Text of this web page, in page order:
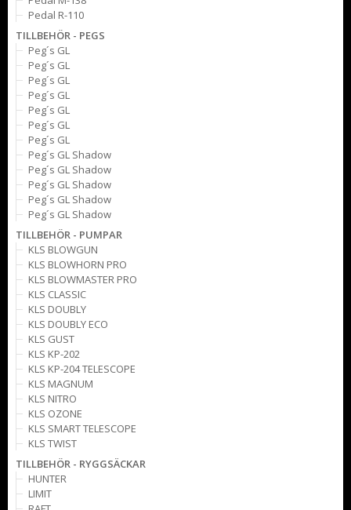
Pedal R-110
TILLBEHÖR - PEGS
Peg´s GL
Peg´s GL
Peg´s GL
Peg´s GL
Peg´s GL
Peg´s GL
Peg´s GL
Peg´s GL Shadow
Peg´s GL Shadow
Peg´s GL Shadow
Peg´s GL Shadow
Peg´s GL Shadow
TILLBEHÖR - PUMPAR
KLS BLOWGUN
KLS BLOWHORN PRO
KLS BLOWMASTER PRO
KLS CLASSIC
KLS DOUBLY
KLS DOUBLY ECO
KLS GUST
KLS KP-202
KLS KP-204 TELESCOPE
KLS MAGNUM
KLS NITRO
KLS OZONE
KLS SMART TELESCOPE
KLS TWIST
TILLBEHÖR - RYGGSÄCKAR
HUNTER
LIMIT